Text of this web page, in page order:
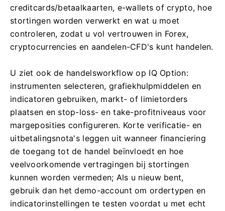
creditcards/betaalkaarten, e-wallets of crypto, hoe
stortingen worden verwerkt en wat u moet
controleren, zodat u vol vertrouwen in Forex,
cryptocurrencies en aandelen-CFD's kunt handelen.
U ziet ook de handelsworkflow op IQ Option:
instrumenten selecteren, grafiekhulpmiddelen en
indicatoren gebruiken, markt- of limietorders
plaatsen en stop-loss- en take-profitniveaus voor
margeposities configureren. Korte verificatie- en
uitbetalingsnota's leggen uit wanneer financiering
de toegang tot de handel beïnvloedt en hoe
veelvoorkomende vertragingen bij stortingen
kunnen worden vermeden; Als u nieuw bent,
gebruik dan het demo-account om ordertypen en
indicatorinstellingen te testen voordat u met echt